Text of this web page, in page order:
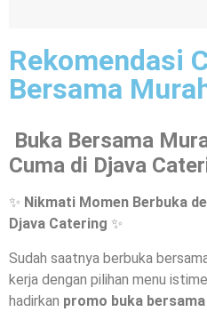
Rekomendasi
Bersama
Buka Bersama
Cuma di Djava
✨ Nikmati Momen Berbuka
Djava Catering ✨
Sudah saatnya berbuka
kerja dengan pilihan menu
hadirkan promo buka bersama